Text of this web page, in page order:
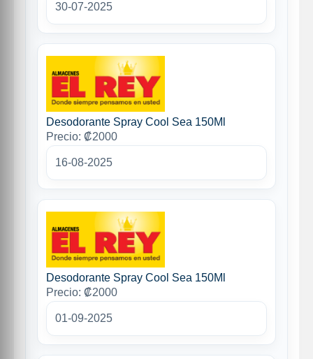
30-07-2025
Desodorante Spray Cool Sea 150Ml
Precio: ₡2000
16-08-2025
Desodorante Spray Cool Sea 150Ml
Precio: ₡2000
01-09-2025